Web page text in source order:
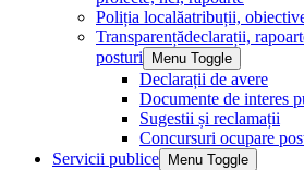
Poliția localăatribuții,
Transparențădeclarații,
posturi
Menu Toggle
Declarații de avere
Documente de interes
Sugestii și reclamații
Concursuri ocupare
Servicii publice
Menu Toggle